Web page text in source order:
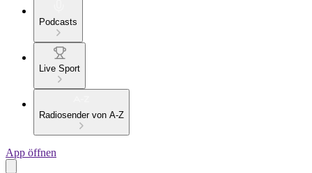
Podcasts
Live Sport
Radiosender von A-Z
App öffnen